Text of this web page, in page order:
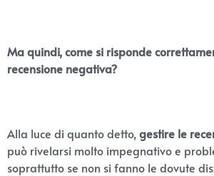
Ma quindi, come si risponde
recensione negativa?
Alla luce di quanto detto, gestire le
può rivelarsi molto impegnativo e
soprattutto se non si fanno le dovute